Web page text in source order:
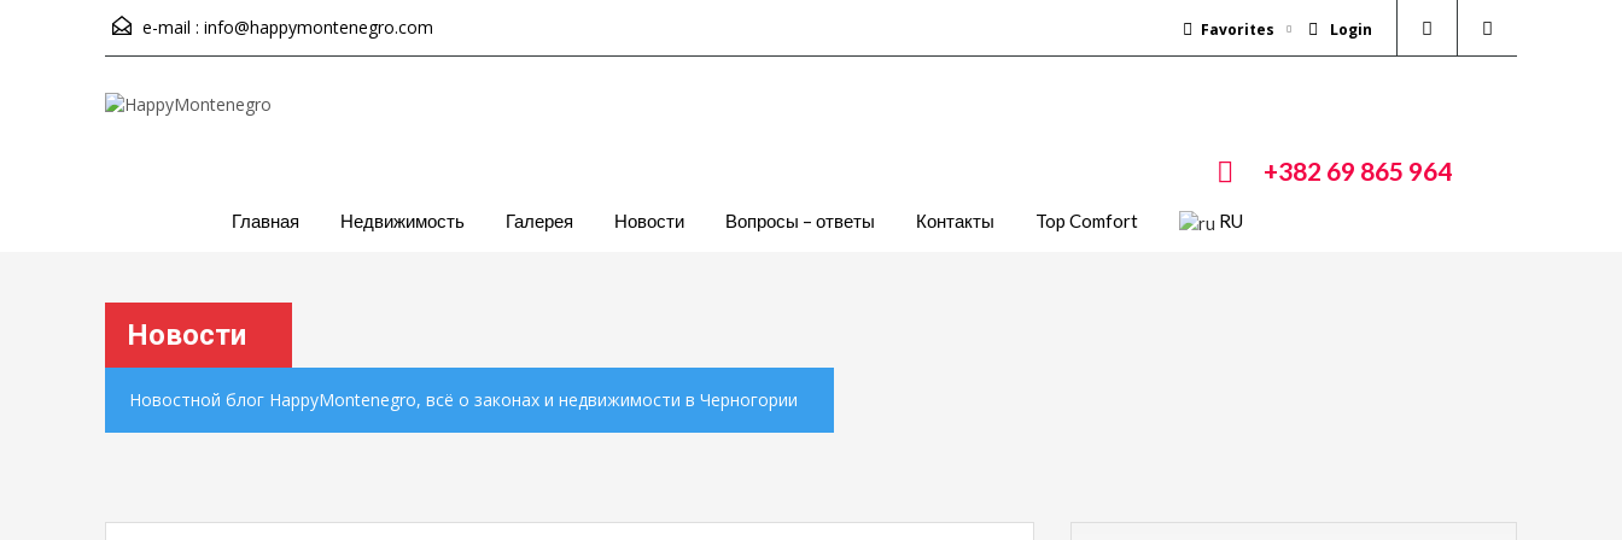
e-mail : info@happymontenegro.com Favorites Login
+382 69 865 964
Главная Недвижимость Галерея Новости Вопросы – ответы Контакты Top Comfort RU
Новости
Новостной блог HappyMontenegro, всё о законах и недвижимости в Черногории